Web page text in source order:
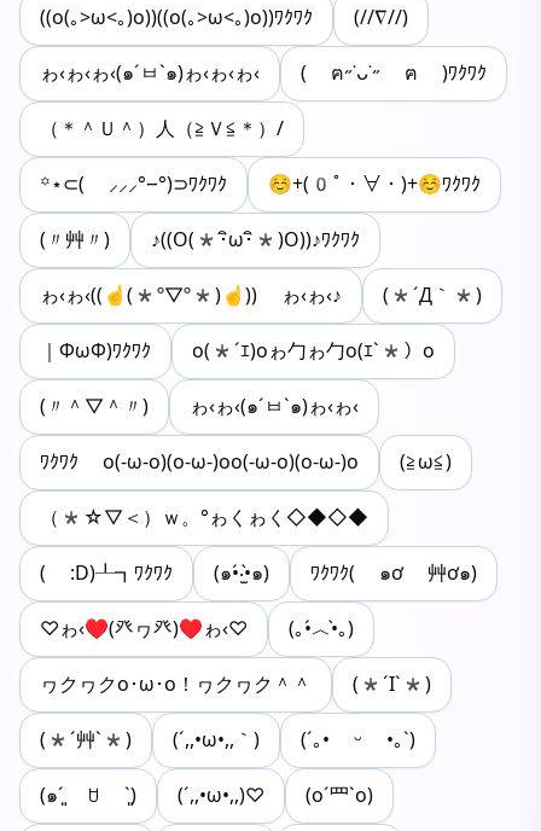
((o(｡>ω<｡)o))((o(｡>ω<｡)o))ﾜｸﾜｸ (//∇//)
ゎ‹ゎ‹ゎ‹(๑´ㅂ`๑)ゎ‹ゎ‹ゎ‹ ( ฅ˶˙ᴗ˙˶ ฅ )ﾜｸﾜｸ
（＊＾Ｕ＾）人（≧Ｖ≦＊）/
꙳⋆⊂( ⸝⸝⸝°⧿°)⊃ﾜｸﾜｸ ☺︎+(0ﾟ・∀・)+☺︎ﾜｸﾜｸ
(〃艸〃) ♪((O(*･ิω･ิ*)O))♪ﾜｸﾜｸ
ゎ‹ゎ‹((☝(*º▽º*)☝)) ゎ‹ゎ‹♪ (*´Д｀*)
｜ΦωΦ)ﾜｸﾜｸ o(*´ｴ)oゎ勹ゎ勹o(ｴ`*）o
(〃＾▽＾〃) ゎ‹ゎ‹(๑´ㅂ`๑)ゎ‹ゎ‹
ﾜｸﾜｸ o(-ω-o)(o-ω-)oo(-ω-o)(o-ω-)o (≧ω≦)
（*☆▽＜）ｗ。°ゎくゎく◇◆◇◆
( :D)┸┓ﾜｸﾜｸ (๑•́‧̫•̀๑) ﾜｸﾜｸ( ๑ơ 艸ơ๑)
♡ゎ‹♥(癶ヮ癶)♥ゎ‹♡ (｡•́︿•̀｡)
ヮクヮクo･ω･o！ヮクヮク＾＾ (*´I`*)
(*´艸`*) (´,,•ω•,,｀) (´｡• ᵕ •｡`)
(๑ˊ͈ ꇴ ˋ͈) (´,,•ω•,,)♡ (o´罒`o)